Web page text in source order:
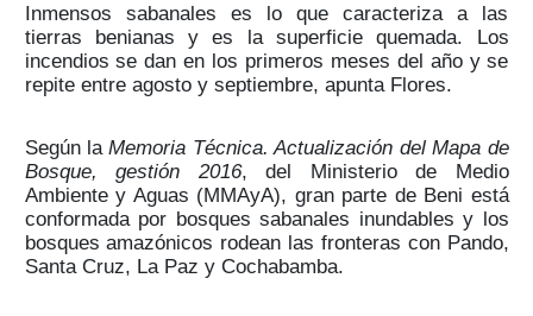
Inmensos sabanales es lo que caracteriza a las
tierras benianas y es la superficie quemada. Los
incendios se dan en los primeros meses del año y se
repite entre agosto y septiembre, apunta Flores.
Según laMemoria Técnica. Actualización del Mapa de
Bosque, gestión 2016, del Ministerio de Medio
Ambiente y Aguas (MMAyA), gran parte de Beni está
conformada por bosques sabanales inundables y los
bosques amazónicos rodean las fronteras con Pando,
Santa Cruz, La Paz y Cochabamba.